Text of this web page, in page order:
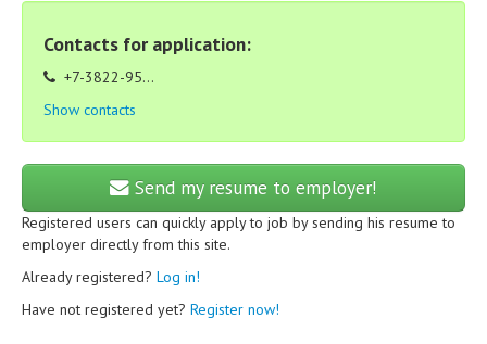
Contacts for application:
+7-3822-95...
Show contacts
Send my resume to employer!
Registered users can quickly apply to job by sending his resume to
employer directly from this site.
Already registered? Log in!
Have not registered yet? Register now!